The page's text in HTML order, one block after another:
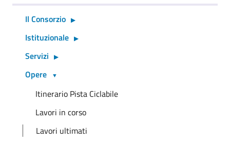
Il Consorzio
Istituzionale
Servizi
Opere
Itinerario Pista Ciclabile
Lavori in corso
Lavori ultimati